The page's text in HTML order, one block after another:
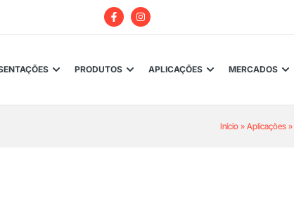
PRODUTOS APLICAÇÕES MERCADOS
Início » Aplicações »